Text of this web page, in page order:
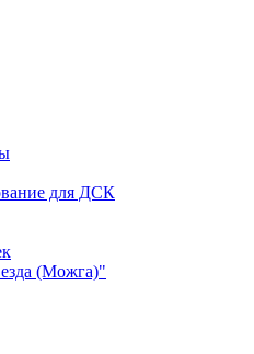
для ДСК
(Можга)"